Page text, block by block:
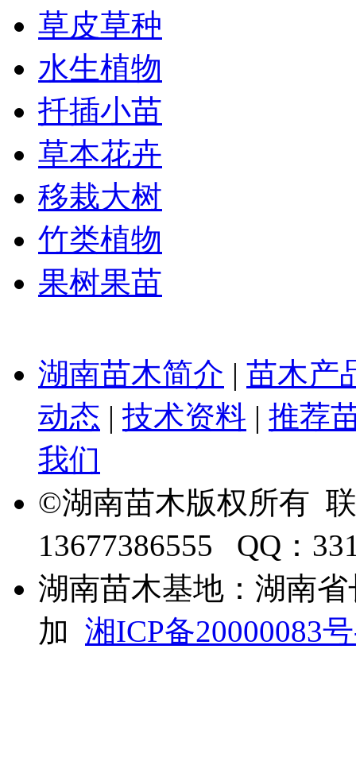
草皮草种
水生植物
扦插小苗
草本花卉
移栽大树
竹类植物
果树果苗
湖南苗木简介 | 苗木产
动态 | 技术资料 | 推荐
我们
©湖南苗木版权所有
13677386555 QQ：
湖南苗木基地：湖南
加 湘ICP备20000083